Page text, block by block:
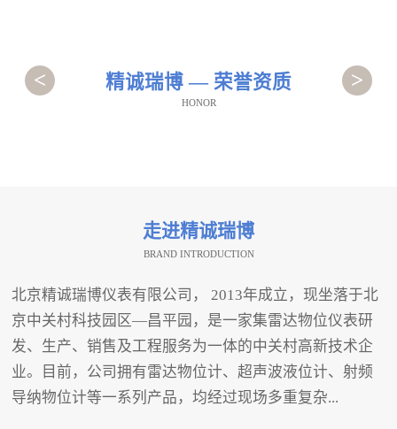
精诚瑞博 — 荣誉资质
HONOR
< >
走进精诚瑞博
BRAND INTRODUCTION
北京精诚瑞博仪表有限公司， 2013年成立，现坐落于北
京中关村科技园区—昌平园，是一家集雷达物位仪表研
发、生产、销售及工程服务为一体的中关村高新技术企
业。目前，公司拥有雷达物位计、超声波液位计、射频
导纳物位计等一系列产品，均经过现场多重复杂...